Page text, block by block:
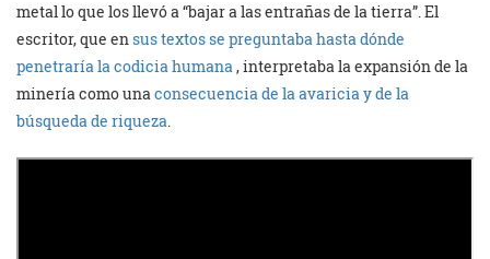
metal lo que los llevó a “bajar a las entrañas de la tierra”. El
escritor, que ensus textos se preguntaba hasta dónde
penetraría la codicia humana, interpretaba la expansión de la
minería como unaconsecuencia de la avaricia y de la
búsqueda de riqueza.